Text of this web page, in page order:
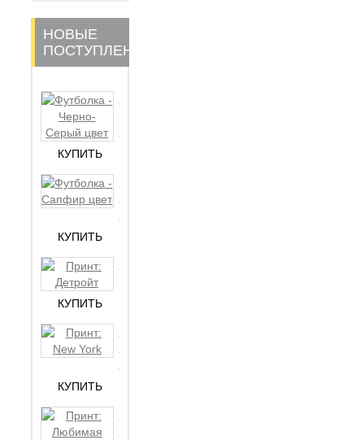
НОВЫЕ
ПОСТУПЛЕНИЯ
Футболка
- Черно-
Сер..
КУПИТЬ
Футболка
- Сапфир
цв..
КУПИТЬ
Принт:
КУПИТЬ
Принт:
New
York
КУПИТЬ
Принт:
Любимая